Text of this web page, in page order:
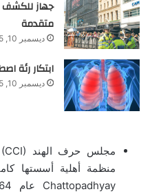
جهاز للكشف
متقدمة
ديسمبر 10, 2025
ابتكار رئة
ديسمبر 10, 2025